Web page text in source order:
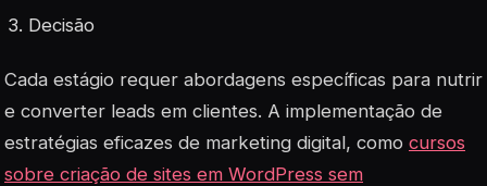
Decisão
Cada estágio requer abordagens específicas para nutrir
e converter leads em clientes. A implementação de
estratégias eficazes de marketing digital, como cursos
sobre criação de sites em WordPress sem